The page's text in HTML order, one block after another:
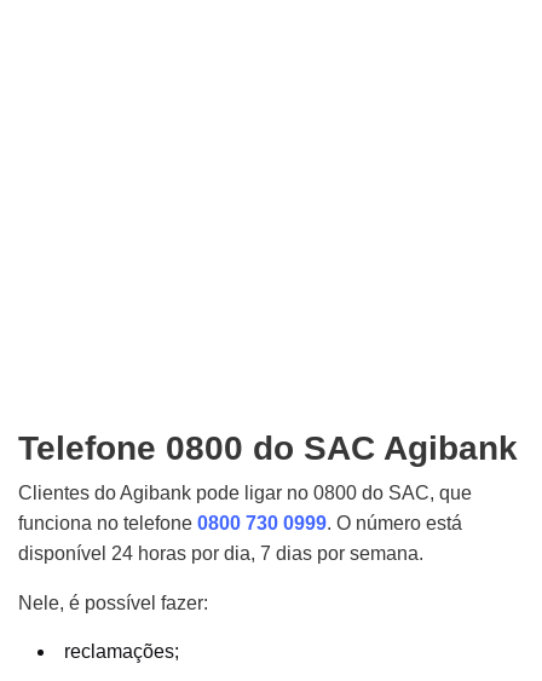
Telefone 0800 do SAC Agibank
Clientes do Agibank pode ligar no 0800 do SAC, que
funciona no telefone 0800 730 0999. O número está
disponível 24 horas por dia, 7 dias por semana.
Nele, é possível fazer:
reclamações;